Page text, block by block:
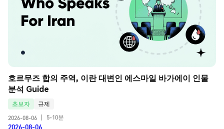
호르무즈 합의 주역, 이란 대변인 에스마일 바가에이 인물
분석 Guide
초보자
규제
2026-08-06
5-10분
2026-08-06